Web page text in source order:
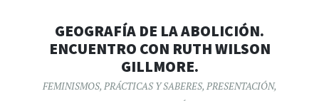
GEOGRAFÍA DE LA ABOLICIÓN.
ENCUENTRO CON RUTH WILSON
GILLMORE.
FEMINISMOS, PRÁCTICAS Y SABERES, PRESENTACIÓN,